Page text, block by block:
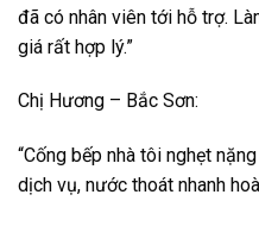
đã có nhân viên tới hỗ trợ.
giá rất hợp lý.”
Chị Hương – Bắc Sơn:
“Cống bếp nhà tôi nghẹt
dịch vụ, nước thoát nhanh